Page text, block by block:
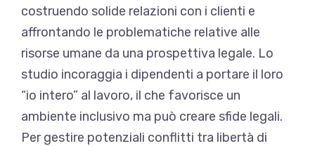
costruendo solide relazioni con i clienti e
affrontando le problematiche relative alle
risorse umane da una prospettiva legale. Lo
studio incoraggia i dipendenti a portare il loro
“io intero” al lavoro, il che favorisce un
ambiente inclusivo ma può creare sfide legali.
Per gestire potenziali conflitti tra libertà di